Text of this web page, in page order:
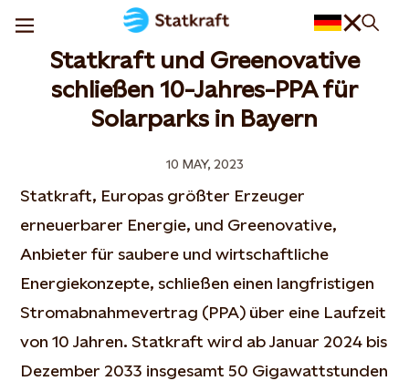
Statkraft und Greenovative
schließen 10-Jahres-PPA für
Solarparks in Bayern
10 MAY, 2023
Statkraft, Europas größter Erzeuger
erneuerbarer Energie, und Greenovative,
Anbieter für saubere und wirtschaftliche
Energiekonzepte, schließen einen langfristigen
Stromabnahmevertrag (PPA) über eine Laufzeit
von 10 Jahren. Statkraft wird ab Januar 2024 bis
Dezember 2033 insgesamt 50 Gigawattstunden